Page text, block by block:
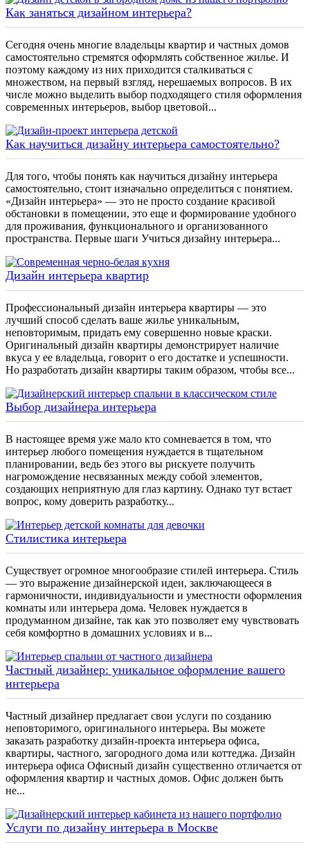
Как заняться дизайном интерьера?
Сегодня очень многие владельцы квартир и частных домов
самостоятельно стремятся оформлять собственное жилье. И
поэтому каждому из них приходится сталкиваться с
множеством, на первый взгляд, нерешаемых вопросов. В их
числе можно выделить выбор подходящего стиля оформления
современных интерьеров, выбор цветовой...
Как научиться дизайну интерьера самостоятельно?
Для того, чтобы понять как научиться дизайну интерьера
самостоятельно, стоит изначально определиться с понятием.
«Дизайн интерьера» — это не просто создание красивой
обстановки в помещении, это еще и формирование удобного
для проживания, функционального и организованного
пространства. Первые шаги Учиться дизайну интерьера...
Дизайн интерьера квартир
Профессиональный дизайн интерьера квартиры — это
лучший способ сделать ваше жилье уникальным,
неповторимым, придать ему совершенно новые краски.
Оригинальный дизайн квартиры демонстрирует наличие
вкуса у ее владельца, говорит о его достатке и успешности.
Но разработать дизайн квартиры таким образом, чтобы все...
Выбор дизайнера интерьера
В настоящее время уже мало кто сомневается в том, что
интерьер любого помещения нуждается в тщательном
планировании, ведь без этого вы рискуете получить
нагромождение несвязанных между собой элементов,
создающих неприятную для глаз картину. Однако тут встает
вопрос, кому доверить разработку...
Стилистика интерьера
Существует огромное многообразие стилей интерьера. Стиль
— это выражение дизайнерской идеи, заключающееся в
гармоничности, индивидуальности и уместности оформления
комнаты или интерьера дома. Человек нуждается в
продуманном дизайне, так как это позволяет ему чувствовать
себя комфортно в домашних условиях и в...
Частный дизайнер: уникальное оформление вашего
интерьера
Частный дизайнер предлагает свои услуги по созданию
неповторимого, оригинального интерьера. Вы можете
заказать разработку дизайн-проекта интерьера офиса,
квартиры, частного, загородного дома или коттеджа. Дизайн
интерьера офиса Офисный дизайн существенно отличается от
оформления квартир и частных домов. Офис должен быть
не...
Услуги по дизайну интерьера в Москве